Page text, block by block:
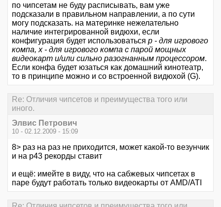
по чипсетам не буду расписывать, вам уже
подсказали в правильном направлении, а по сути
могу подсказать. на материнке нежелательно
наличие интегрированной видюхи, если
конфигурация будет использоваться p - для игрового
компа, x - для игрового компа с парой мощных
видеокарт и/или сильно разогнанным процессором.
Если конфа будет юзаться как домашний кинотеатр,
то в принципе можно и со встроенной видюхой (G).
Re: Отличия чипсетов и преимущества того или
иного.
Элвис Петрович
10 - 02.12.2009 - 15:09
8> раз на раз не приходится, может какой-то везунчик
и на p43 рекорды ставит
и ещё: имейте в виду, что на сабжевых чипсетах в
паре будут работать только видеокарты от AMD/ATI